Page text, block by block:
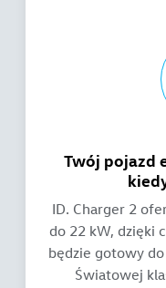
Twój pojazd
ID. Charger 2
do 22 kW, dzięki
będzie gotowy
Światowej